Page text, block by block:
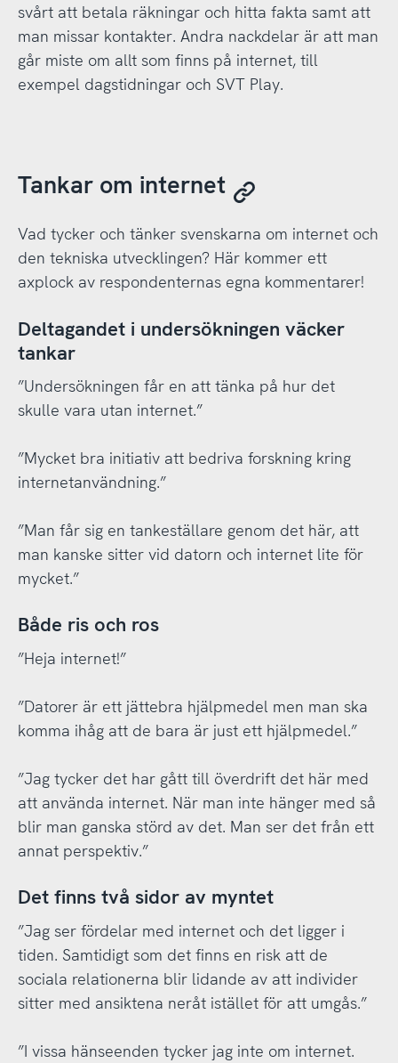
svårt att betala räkningar och hitta fakta samt att
man missar kontakter. Andra nackdelar är att man
går miste om allt som finns på internet, till
exempel dagstidningar och SVT Play.
Tankar om internet
Vad tycker och tänker svenskarna om internet och
den tekniska utvecklingen? Här kommer ett
axplock av respondenternas egna kommentarer!
Deltagandet i undersökningen väcker
tankar
”Undersökningen får en att tänka på hur det
skulle vara utan internet.”
”Mycket bra initiativ att bedriva forskning kring
internetanvändning.”
”Man får sig en tankeställare genom det här, att
man kanske sitter vid datorn och internet lite för
mycket.”
Både ris och ros
”Heja internet!”
”Datorer är ett jättebra hjälpmedel men man ska
komma ihåg att de bara är just ett hjälpmedel.”
”Jag tycker det har gått till överdrift det här med
att använda internet. När man inte hänger med så
blir man ganska störd av det. Man ser det från ett
annat perspektiv.”
Det finns två sidor av myntet
”Jag ser fördelar med internet och det ligger i
tiden. Samtidigt som det finns en risk att de
sociala relationerna blir lidande av att individer
sitter med ansiktena neråt istället för att umgås.”
”I vissa hänseenden tycker jag inte om internet.